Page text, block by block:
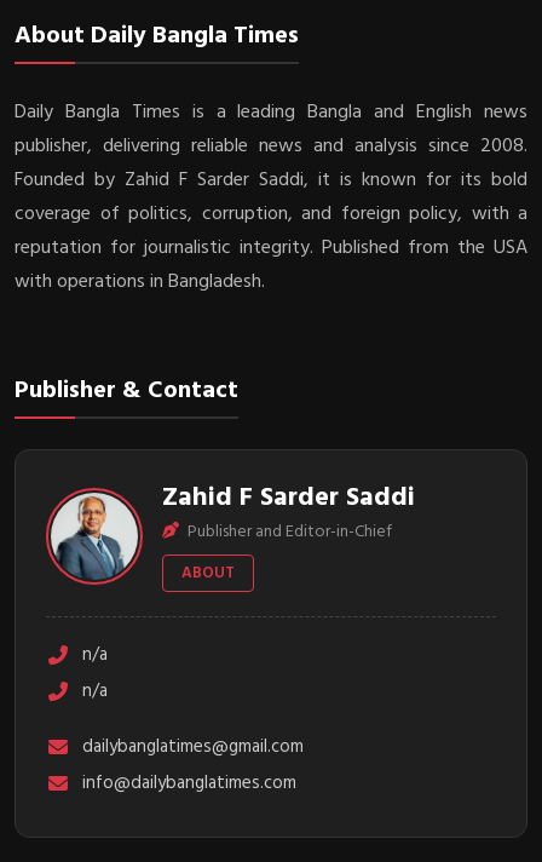
About Daily Bangla Times
Daily Bangla Times is a leading Bangla and English news
publisher, delivering reliable news and analysis since 2008.
Founded by Zahid F Sarder Saddi, it is known for its bold
coverage of politics, corruption, and foreign policy, with a
reputation for journalistic integrity. Published from the USA
with operations in Bangladesh.
Publisher & Contact
Zahid F Sarder Saddi
Publisher and Editor-in-Chief
ABOUT
n/a
n/a
dailybanglatimes@gmail.com
info@dailybanglatimes.com